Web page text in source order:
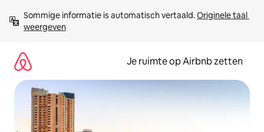
direct
naar
Sommige informatie is automatisch vertaald. Originele taal
weergeven
Je ruimte op Airbnb zetten